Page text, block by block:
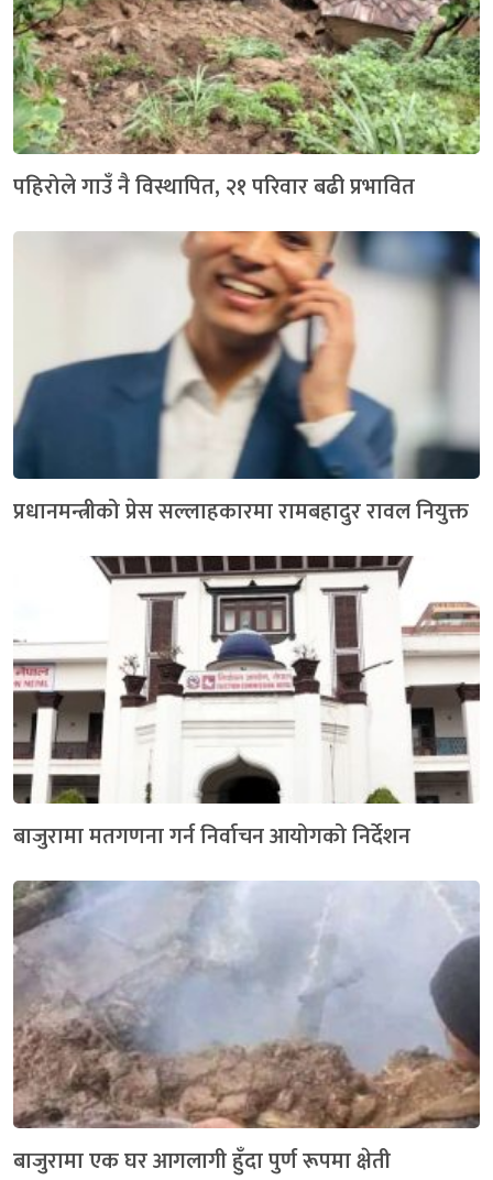
पहिरोले गाउँ नै विस्थापित, २१ परिवार बढी प्रभावित
प्रधानमन्त्रीको प्रेस सल्लाहकारमा रामबहादुर रावल नियुक्त
बाजुरामा मतगणना गर्न निर्वाचन आयोगको निर्देशन
बाजुरामा एक घर आगलागी हुँदा पुर्ण रूपमा क्षेती